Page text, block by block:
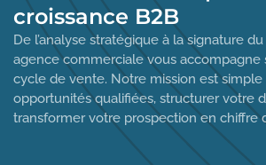
croissance B2B
De l’analyse stratégique à la signature
agence commerciale vous accompagne
cycle de vente. Notre mission est simple
opportunités qualifiées, structurer votre
transformer votre prospection en chiffre